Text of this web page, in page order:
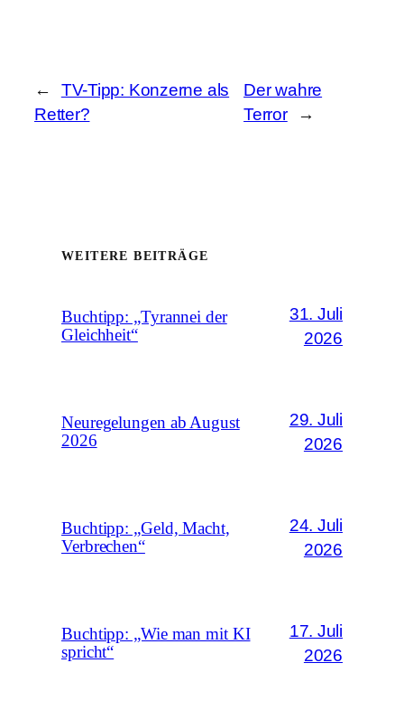
←
TV-Tipp: Konzerne als
Retter?
Der wahre
Terror
→
WEITERE BEITRÄGE
Buchtipp: „Tyrannei der
Gleichheit“
31. Juli
2026
Neuregelungen ab August
2026
29. Juli
2026
Buchtipp: „Geld, Macht,
Verbrechen“
24. Juli
2026
Buchtipp: „Wie man mit KI
spricht“
17. Juli
2026